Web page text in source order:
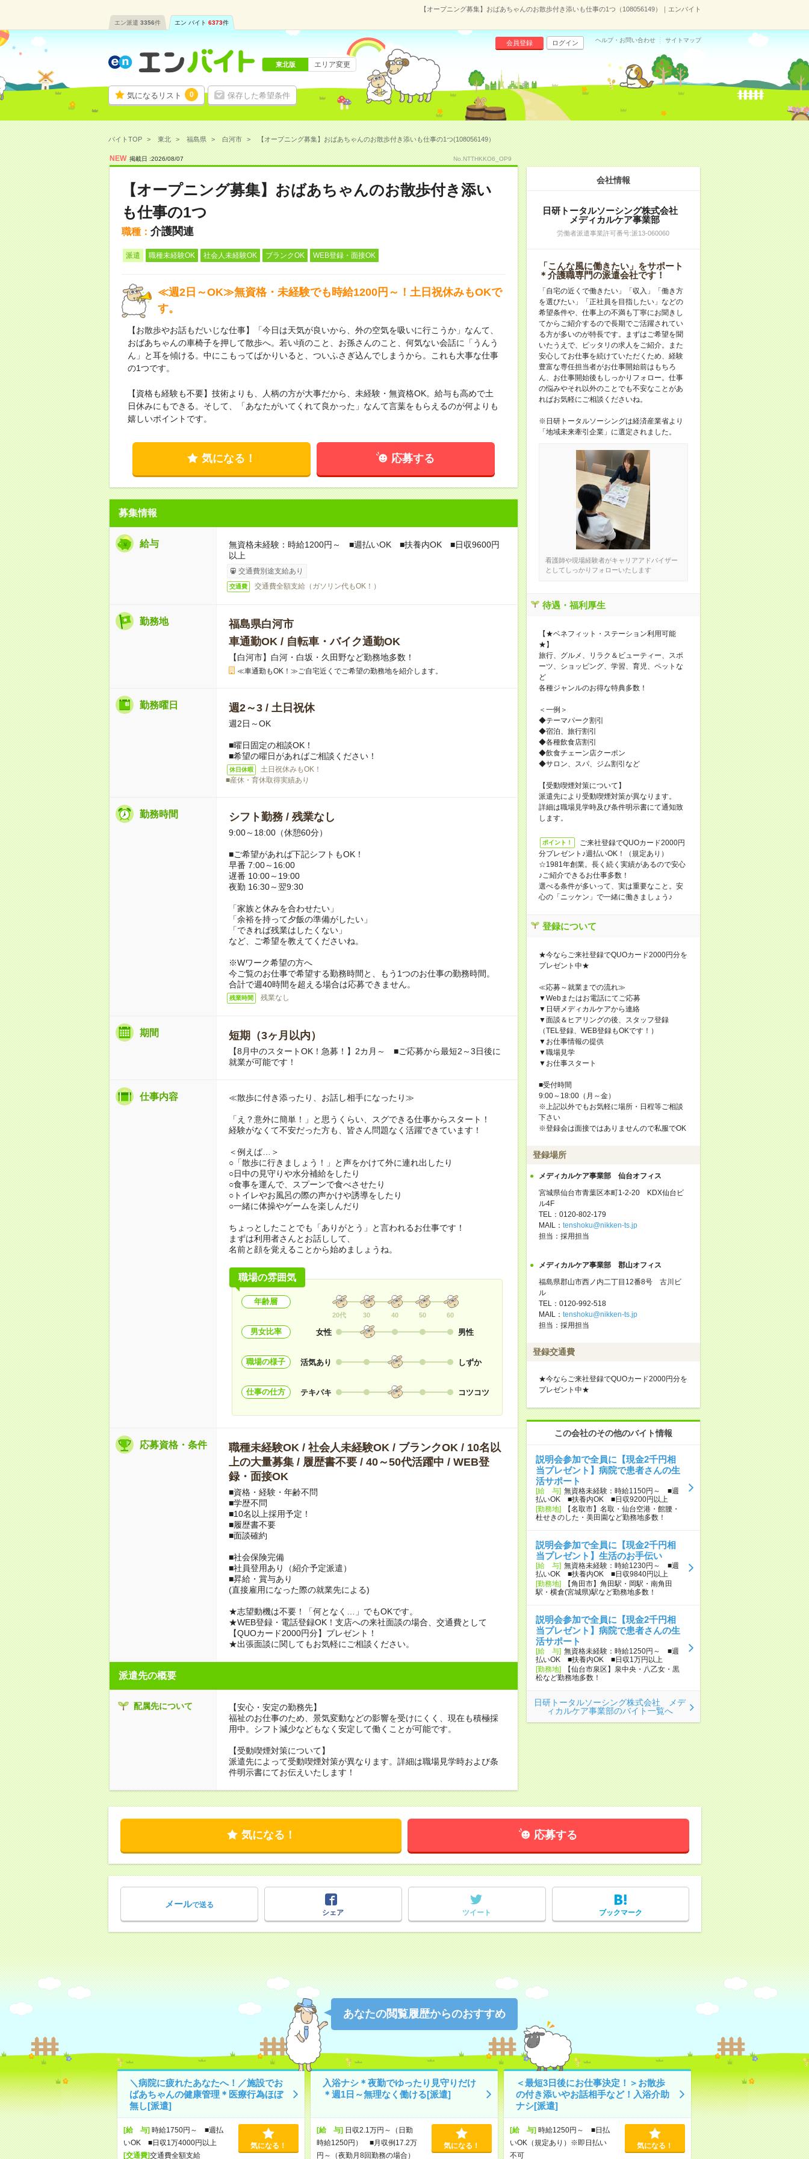
【オープニング募集】おばあちゃんのお散歩付き添いも仕事の1つ（108056149）｜エンバイト
エン派遣 3356件 エン バイト 6373件
気になるリスト 0 保存した希望条件
会員登録 ログイン ヘルプ・お問い合わせ サイトマップ
東北版 エリア変更
バイトTOP 東北 福島県 白河市 【オープニング募集】おばあちゃんのお散歩付き添いも仕事の1つ(108056149）
NEW 掲載日 :2026/08/07 No.NTTHKKO6_OP9
【オープニング募集】おばあちゃんのお散歩付き添い
も仕事の1つ
職種： 介護関連
派遣 職種未経験OK 社会人未経験OK ブランクOK WEB登録・面接OK
≪週2日～OK≫無資格・未経験でも時給1200円～！土日祝休みもOKで
す。
【お散歩やお話もだいじな仕事】「今日は天気が良いから、外の空気を吸いに行こうか」なんて、
おばあちゃんの車椅子を押して散歩へ。若い頃のこと、お孫さんのこと、何気ない会話に「うんう
ん」と耳を傾ける。中にこもってばかりいると、ついふさぎ込んでしまうから。これも大事な仕事
の1つです。
【資格も経験も不要】技術よりも、人柄の方が大事だから、未経験・無資格OK。給与も高めで土
日休みにもできる。そして、「あなたがいてくれて良かった」なんて言葉をもらえるのが何よりも
嬉しいポイントです。
気になる！ 応募する
募集情報
給与
無資格未経験：時給1200円～ ■週払いOK ■扶養内OK ■日収9600円
以上
交通費別途支給あり
交通費 交通費全額支給（ガソリン代もOK！）
勤務地
福島県白河市
車通勤OK / 自転車・バイク通勤OK
【白河市】白河・白坂・久田野など勤務地多数！
≪車通勤もOK！≫ご自宅近くでご希望の勤務地を紹介します。
勤務曜日 週2～3 / 土日祝休
週2日～OK
■曜日固定の相談OK！
■希望の曜日があればご相談ください！
休日休暇
土日祝休みもOK！
■産休・育休取得実績あり
勤務時間 シフト勤務 / 残業なし
9:00～18:00（休憩60分）
■ご希望があれば下記シフトもOK！
早番 7:00～16:00
遅番 10:00～19:00
夜勤 16:30～翌9:30
「家族と休みを合わせたい」
「余裕を持って夕飯の準備がしたい」
「できれば残業はしたくない」
など、ご希望を教えてくださいね。
※Wワーク希望の方へ
今ご覧のお仕事で希望する勤務時間と、もう1つのお仕事の勤務時間。
合計で週40時間を超える場合は応募できません。
残業時間 残業なし
期間 短期（3ヶ月以内）
【8月中のスタートOK！急募！】2カ月～ ■ご応募から最短2～3日後に
就業が可能です！
仕事内容 ≪散歩に付き添ったり、お話し相手になったり≫
「え？意外に簡単！」と思うくらい、スグできる仕事からスタート！
経験がなくて不安だった方も、皆さん問題なく活躍できています！
＜例えば…＞
○「散歩に行きましょう！」と声をかけて外に連れ出したり
○日中の見守りや水分補給をしたり
○食事を運んで、スプーンで食べさせたり
○トイレやお風呂の際の声かけや誘導をしたり
○一緒に体操やゲームを楽しんだり
ちょっとしたことでも「ありがとう」と言われるお仕事です！
まずは利用者さんとお話しして、
名前と顔を覚えることから始めましょうね。
職場の雰囲気
年齢層
20代 30 40 50 60
男女比率 女性 男性
職場の様子 活気あり しずか
仕事の仕方 テキパキ コツコツ
応募資格・条件
職種未経験OK / 社会人未経験OK / ブランクOK / 10名以
上の大量募集 / 履歴書不要 / 40～50代活躍中 / WEB登
録・面接OK
■資格・経験・年齢不問
■学歴不問
■10名以上採用予定！
■履歴書不要
■面談確約
■社会保険完備
■社員登用あり（紹介予定派遣）
■昇給・賞与あり
(直接雇用になった際の就業先による)
★志望動機は不要！「何となく…」でもOKです。
★WEB登録・電話登録OK！支店への来社面談の場合、交通費として
【QUOカード2000円分】プレゼント！
★出張面談に関してもお気軽にご相談ください。
派遣先の概要
配属先について
【安心・安定の勤務先】
福祉のお仕事のため、景気変動などの影響を受けにくく、現在も積極採
用中。シフト減少などもなく安定して働くことが可能です。
【受動喫煙対策について】
派遣先によって受動喫煙対策が異なります。詳細は職場見学時および条
件明示書にてお伝えいたします！
会社情報
日研トータルソーシング株式会社
メディカルケア事業部
労働者派遣事業許可番号:派13-060060
「こんな風に働きたい」をサポート
＊介護職専門の派遣会社です！
「自宅の近くで働きたい」「収入」「働き方
を選びたい」「正社員を目指したい」などの
希望条件や、仕事上の不満も丁寧にお聞きし
てからご紹介するので長期でご活躍されてい
る方が多いのが特長です。まずはご希望を聞
いたうえで、ピッタリの求人をご紹介。また
安心してお仕事を続けていただくため、経験
豊富な専任担当者がお仕事開始前はもちろ
ん、お仕事開始後もしっかりフォロー。仕事
の悩みやそれ以外のことでも不安なことがあ
ればお気軽にご相談くださいね。
※日研トータルソーシングは経済産業省より
「地域未来牽引企業」に選定されました。
看護師や現場経験者がキャリアアドバイザー
としてしっかりフォローいたします
待遇・福利厚生
【★ベネフィット・ステーション利用可能
★】
旅行、グルメ、リラク＆ビューティー、スポ
ーツ、ショッピング、学習、育児、ペットな
ど
各種ジャンルのお得な特典多数！
＜一例＞
◆テーマパーク割引
◆宿泊、旅行割引
◆各種飲食店割引
◆飲食チェーン店クーポン
◆サロン、スパ、ジム割引など
【受動喫煙対策について】
派遣先により受動喫煙対策が異なります。
詳細は職場見学時及び条件明示書にて通知致
します。
ポイント！
ご来社登録でQUOカード2000円
分プレゼント♪週払いOK！（規定あり）
☆1981年創業。長く続く実績があるので安心
♪ご紹介できるお仕事多数！
選べる条件が多いって、実は重要なこと。安
心の「ニッケン」で一緒に働きましょう♪
登録について
★今ならご来社登録でQUOカード2000円分を
プレゼント中★
≪応募～就業までの流れ≫
▼Webまたはお電話にてご応募
▼日研メディカルケアから連絡
▼面談＆ヒアリングの後、スタッフ登録
（TEL登録、WEB登録もOKです！）
▼お仕事情報の提供
▼職場見学
▼お仕事スタート
■受付時間
9:00～18:00（月～金）
※上記以外でもお気軽に場所・日程等ご相談
下さい
※登録会は面接ではありませんので私服でOK
登録場所
メディカルケア事業部 仙台オフィス
宮城県仙台市青葉区本町1-2-20 KDX仙台ビ
ル4F
TEL：0120-802-179
MAIL： tenshoku@nikken-ts.jp
担当：採用担当
メディカルケア事業部 郡山オフィス
福島県郡山市西ノ内二丁目12番8号 古川ビ
ル
TEL：0120-992-518
MAIL： tenshoku@nikken-ts.jp
担当：採用担当
登録交通費
★今ならご来社登録でQUOカード2000円分を
プレゼント中★
この会社のその他のバイト情報
説明会参加で全員に【現金2千円相
当プレゼント】病院で患者さんの生
活サポート
[給 与] 無資格未経験：時給1150円～ ■週
払いOK ■扶養内OK ■日収9200円以上
[勤務地]
【名取市】名取・仙台空港・館腰・
杜せきのした・美田園など勤務地多数！
説明会参加で全員に【現金2千円相
当プレゼント】生活のお手伝い
[給 与] 無資格未経験：時給1230円～ ■週
払いOK ■扶養内OK ■日収9840円以上
[勤務地]
【角田市】角田駅・岡駅・南角田
駅・横倉(宮城県)駅など勤務地多数！
説明会参加で全員に【現金2千円相
当プレゼント】病院で患者さんの生
活サポート
[給 与] 無資格未経験：時給1250円～ ■週
払いOK ■扶養内OK ■日収1万円以上
[勤務地]
【仙台市泉区】泉中央・八乙女・黒
松など勤務地多数！
日研トータルソーシング株式会社 メデ
ィカルケア事業部のバイト一覧へ
気になる！ 応募する
メールで送る
シェア
ツイート ブックマーク
あなたの閲覧履歴からのおすすめ
＼病院に疲れたあなたへ！／施設でお
ばあちゃんの健康管理＊医療行為ほぼ
無し[派遣]
[給 与]時給1750円～ ■週払
いOK ■日収1万4000円以上
[交通費]交通費全額支給
気になる！
入浴ナシ＊夜勤でゆったり見守りだけ
＊週1日～無理なく働ける[派遣]
[給 与]日収2.1万円～（日勤
時給1250円） ■月収例17.2万
円～（夜勤月8回勤務の場合）
気になる！
＜最短3日後にお仕事決定！＞お散歩
の付き添いやお話相手など！入浴介助
ナシ[派遣]
[給 与]時給1250円～ ■日払
いOK（規定あり）※即日払い
不可
気になる！